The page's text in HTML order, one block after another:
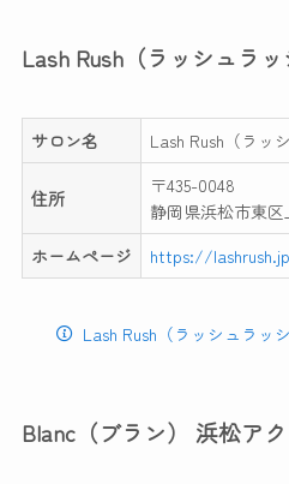
Lash Rush（ラッシュラ
サロン名 Lash Rush（ラッ
住所
〒435-0048
静岡県浜松市東
ホームページ
https://
Lash Rush（ラッシュラッ
Blanc（ブラン） 浜松ア